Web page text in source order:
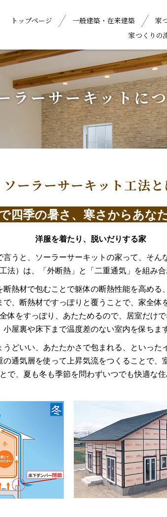
トップページ 一般建築・在来建築 家
家つくりの
ラーサーキットに
ソーラーサーキット工法と
四季の暑さ、寒さからあな
洋服を着たり、脱いだりする家
言うと、ソーラーサーキットの家って、そん
法）は、「外断熱」と「二重通気」を組み
断熱材で包むことで躯体の断熱性能を高める
、断熱材ですっぽりと覆うことで、家全体
体をすっぽり、あたためるので、居室だけで
小屋裏や床下まで温度差のない室内を保ちま
うどいい、あたたかさで包まれる、といった
通気層を使って上昇気流をつくることで
で、夏も冬も季節を問わずいつでも快適な